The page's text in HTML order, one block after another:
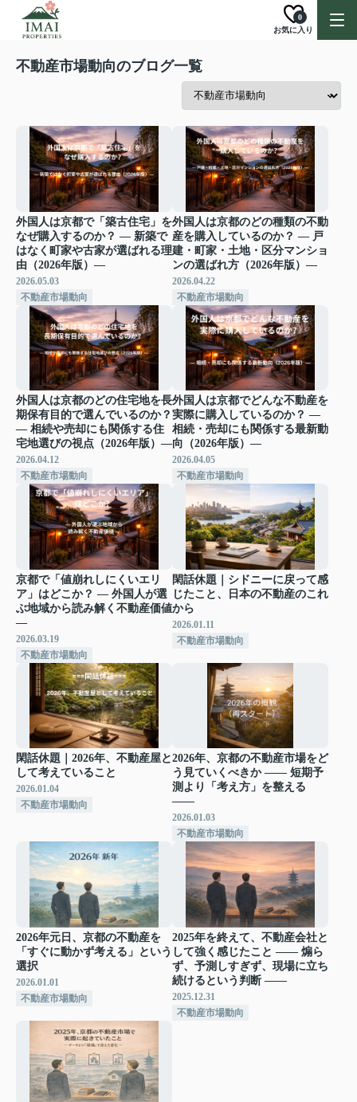
お気に入り
0
不動産市場動向のブログ一覧
外国人は京都で「築古住宅」を
なぜ購入するのか？ ― 新築で
はなく町家や古家が選ばれる理
由（2026年版）―
2026.05.03
不動産市場動向
外国人は京都のどの種類の不動
産を購入しているのか？ ― 戸
建・町家・土地・区分マンショ
ンの選ばれ方（2026年版）―
2026.04.22
不動産市場動向
外国人は京都のどの住宅地を長
期保有目的で選んでいるのか？
― 相続や売却にも関係する住
宅地選びの視点（2026年版）―
2026.04.12
不動産市場動向
外国人は京都でどんな不動産を
実際に購入しているのか？ ―
相続・売却にも関係する最新動
向（2026年版）―
2026.04.05
不動産市場動向
京都で「値崩れしにくいエリ
ア」はどこか？ ― 外国人が選
ぶ地域から読み解く不動産価値
―
2026.03.19
不動産市場動向
閑話休題｜シドニーに戻って感
じたこと、日本の不動産のこれ
から
2026.01.11
不動産市場動向
閑話休題｜2026年、不動産屋と
して考えていること
2026.01.04
不動産市場動向
2026年、京都の不動産市場をど
う見ていくべきか ―― 短期予
測より「考え方」を整える
――
2026.01.03
不動産市場動向
2026年元日、京都の不動産を
「すぐに動かず考える」という
選択
2026.01.01
不動産市場動向
2025年を終えて、不動産会社と
して強く感じたこと ―― 煽ら
ず、予測しすぎず、現場に立ち
続けるという判断 ――
2025.12.31
不動産市場動向